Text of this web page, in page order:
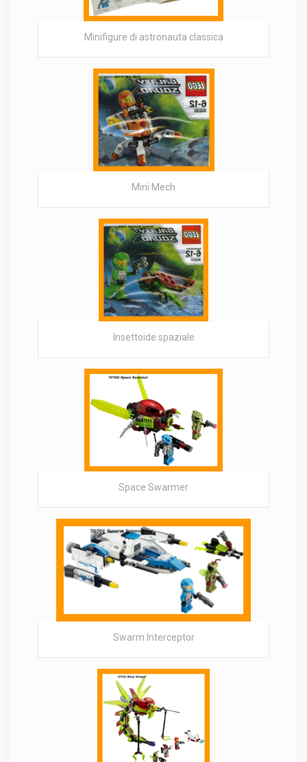
Minifigure di astronauta classica
Mini Mech
Insettoide spaziale
Space Swarmer
Swarm Interceptor